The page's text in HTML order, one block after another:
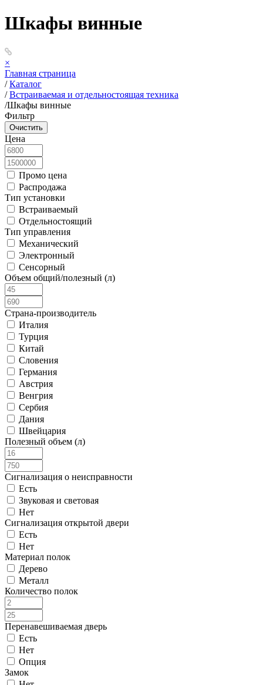
Шкафы винные
×
Главная страница
/ Каталог
/ Встраиваемая и отдельностоящая техника
/Шкафы винные
Фильтр
Цена
Промо цена
Распродажа
Тип установки
Встраиваемый
Отдельностоящий
Тип управления
Механический
Электронный
Сенсорный
Объем общий/полезный (л)
Страна-производитель
Италия
Турция
Китай
Словения
Германия
Австрия
Венгрия
Сербия
Дания
Швейцария
Полезный объем (л)
Сигнализация о неисправности
Есть
Звуковая и световая
Нет
Сигнализация открытой двери
Есть
Нет
Материал полок
Дерево
Металл
Количество полок
Перенавешиваемая дверь
Есть
Нет
Опция
Замок